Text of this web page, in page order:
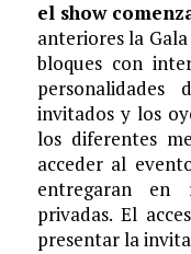
el show
anteriores la
bloques con
invitados y los
los diferentes
acceder al
entregaran en
privadas. El
presentar la